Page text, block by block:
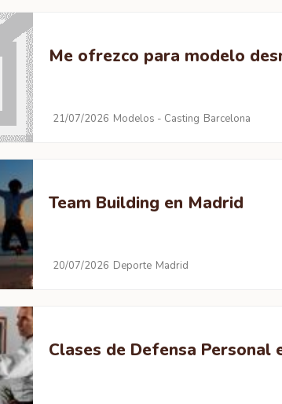
Me ofrezco para modelo
21/07/2026 Modelos - Casting Barcelona
Team Building en Madrid
20/07/2026 Deporte Madrid
Clases de Defensa Personal